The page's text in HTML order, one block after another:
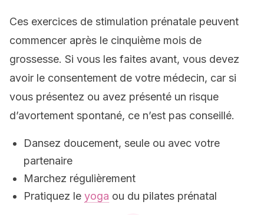
Ces exercices de stimulation prénatale peuvent
commencer après le cinquième mois de
grossesse. Si vous les faites avant, vous devez
avoir le consentement de votre médecin, car si
vous présentez ou avez présenté un risque
d’avortement spontané, ce n’est pas conseillé.
Dansez doucement, seule ou avec votre
partenaire
Marchez régulièrement
Pratiquez le yoga ou du pilates prénatal